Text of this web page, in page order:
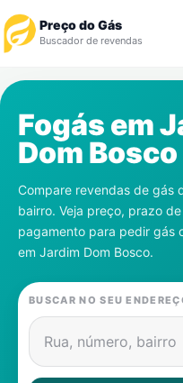
Preço do Gás
Buscador de revendas
Revendedor
Notícias
Cadastre-se
Gás
Contatos
Fogás em
Dom Bosco
Compare revendas de gás
bairro. Veja preço, prazo
pagamento para pedir gás
em Jardim Dom Bosco.
BUSCAR NO SEU
Rua, número, bairro